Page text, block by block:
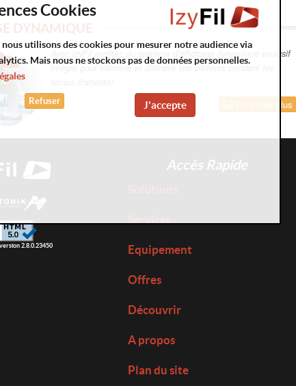
DYNAMIQUE
Avec IzyFil profitez du système d'affichage dynamique exclusif
intégré pour informer et distraire vos visiteurs pendant les
En savoir plus
2.8.0.23450
Accès Rapide
Equipement
Offres
Découvrir
A propos
Plan du site
Cookies
nous utilisons des cookies pour mesurer notre audience via
Mais nous ne stockons pas de données personnelles.
J'accepte
Refuser